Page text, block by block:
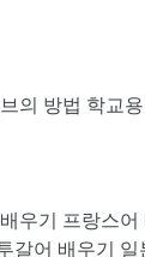
의 방법 학교용
우기 프랑스어
갈어 배우기 일